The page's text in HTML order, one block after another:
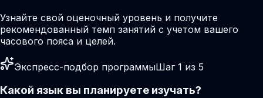
Узнайте свой оценочный уровень и получите
рекомендованный темп занятий с учетом вашего
часового пояса и целей.
Экспресс-подбор программыШаг 1 из 5
Какой язык вы планируете изучать?